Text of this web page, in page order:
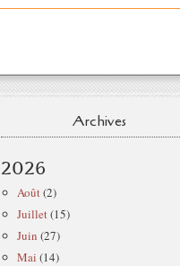
Archives
2026
Août(2)
Juillet(15)
Juin (27)
Mai (14)